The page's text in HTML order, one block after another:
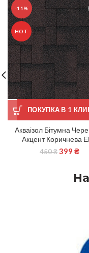
-11%
HOT
ПОКУПКА В 1
Акваізол Бітумна
Акцент Коричнева
450₴399 ₴